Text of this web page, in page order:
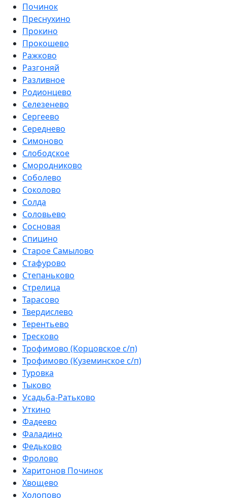
Починок
Преснухино
Прокино
Прокошево
Ражково
Разгоняй
Разливное
Родионцево
Селезенево
Сергеево
Середнево
Симоново
Слободское
Смородниково
Соболево
Соколово
Солда
Соловьево
Сосновая
Спицино
Старое Самылово
Стафурово
Степаньково
Стрелица
Тарасово
Твердислево
Терентьево
Тресково
Трофимово (Корцовское с/п)
Трофимово (Куземинское с/п)
Туровка
Тыково
Усадьба-Ратьково
Уткино
Фадеево
Фаладино
Федьково
Фролово
Харитонов Починок
Хвощево
Холопово